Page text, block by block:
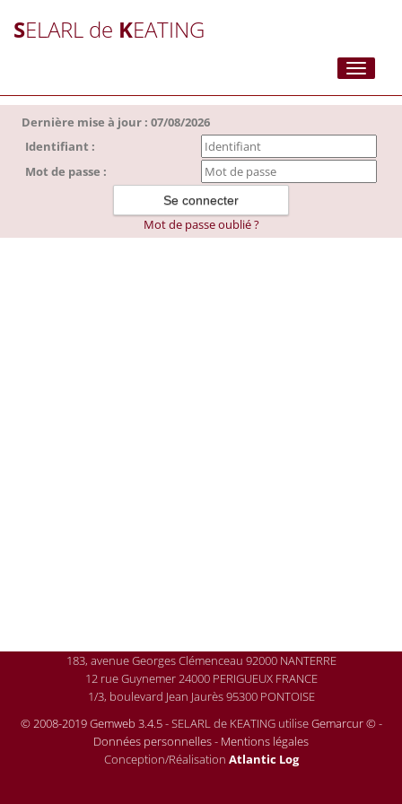
SELARL de KEATING
Toggle
Dernière mise à jour : 07/08/2026
Identifiant :
Mot de passe :
Mot de passe oublié ?
183, avenue Georges Clémenceau 92000 NANTERRE
12 rue Guynemer 24000 PERIGUEUX FRANCE
1/3, boulevard Jean Jaurès 95300 PONTOISE
© 2008-2019 Gemweb 3.4.5- SELARL de KEATING utiliseGemarcur ©-
Données personnelles- Mentions légales
Conception/Réalisation Atlantic Log